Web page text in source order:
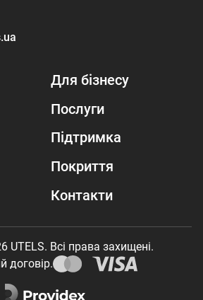
Для бізнесу
Послуги
Підтримка
Покриття
Контакти
UTELS. Всі права захищені.
договір.